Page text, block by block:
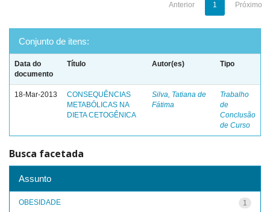
Anterior 1 Próximo
Conjunto de itens:
Data do
documento
Título Autor(es) Tipo
18-Mar-2013
CONSEQUÊNCIAS
METABÓLICAS NA
DIETA CETOGÊNICA
Silva, Tatiana de
Fátima
Trabalho
de
Conclusão
de Curso
Busca facetada
Assunto
1
OBESIDADE